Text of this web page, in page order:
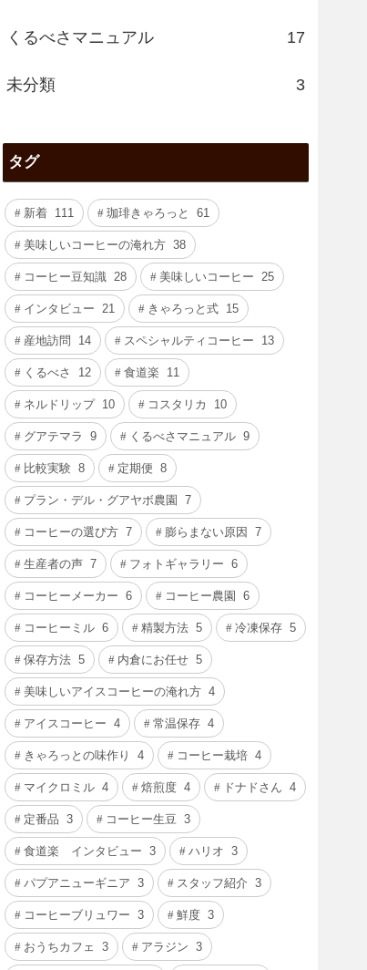
くるべさマニュアル 17
未分類 3
タグ
新着 111 珈琲きゃろっと 61
美味しいコーヒーの淹れ方 38
コーヒー豆知識 28 美味しいコーヒー 25
インタビュー 21 きゃろっと式 15
産地訪問 14 スペシャルティコーヒー 13
くるべさ 12 食道楽 11
ネルドリップ 10 コスタリカ 10
グアテマラ 9 くるべさマニュアル 9
比較実験 8 定期便 8
プラン・デル・グアヤボ農園 7
コーヒーの選び方 7 膨らまない原因 7
生産者の声 7 フォトギャラリー 6
コーヒーメーカー 6 コーヒー農園 6
コーヒーミル 6 精製方法 5 冷凍保存 5
保存方法 5 内倉にお任せ 5
美味しいアイスコーヒーの淹れ方 4
アイスコーヒー 4 常温保存 4
きゃろっとの味作り 4 コーヒー栽培 4
マイクロミル 4 焙煎度 4 ドナドさん 4
定番品 3 コーヒー生豆 3
食道楽 インタビュー 3 ハリオ 3
パプアニューギニア 3 スタッフ紹介 3
コーヒーブリュワー 3 鮮度 3
おうちカフェ 3 アラジン 3